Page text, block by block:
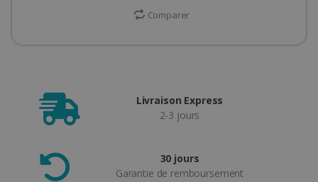
Comparer
Livraison Express
2-3 jours
30 jours
Garantie de remboursement